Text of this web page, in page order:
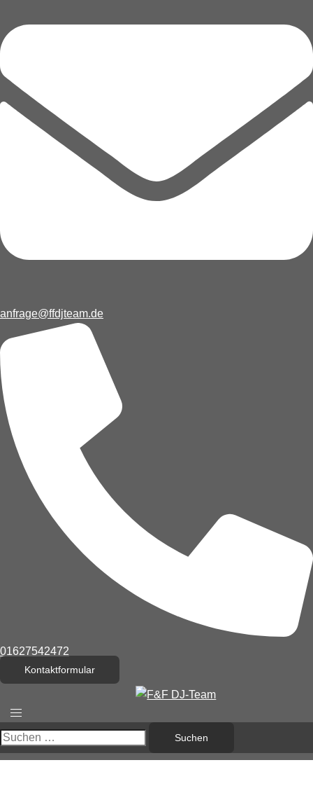
anfrage@ffdjteam.de
01627542472
Kontaktformular
Menü
umschalten
Suchen
nach: